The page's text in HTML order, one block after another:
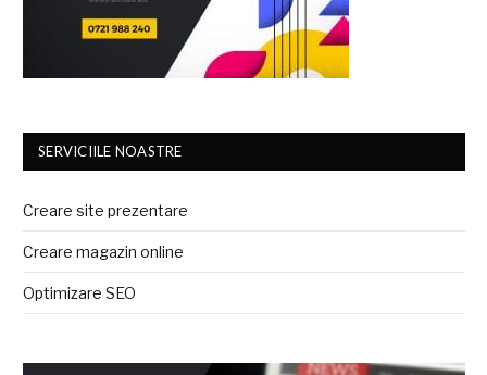
SERVICIILE NOASTRE
Creare site prezentare
Creare magazin online
Optimizare SEO